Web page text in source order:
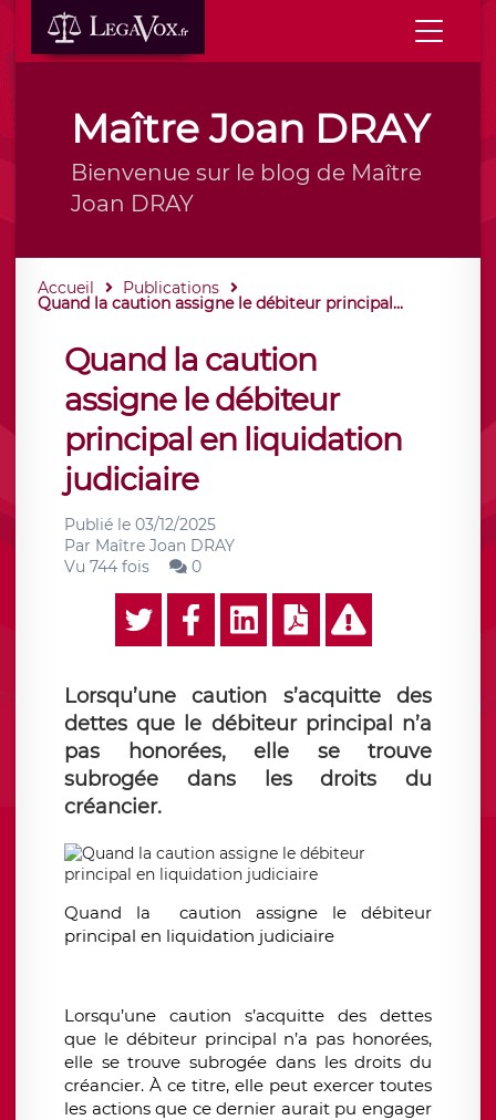
Maître Joan DRAY
Bienvenue sur le blog de Maître
Joan DRAY
Accueil Publications
Quand la caution assigne le débiteur principal...
Quand la caution
assigne le débiteur
principal en liquidation
judiciaire
Publié le 03/12/2025
Par Maître Joan DRAY
Vu 744 fois
0
Lorsqu’une caution s’acquitte des
dettes que le débiteur principal n’a
pas honorées, elle se trouve
subrogée dans les droits du
créancier.
Quand la caution assigne le débiteur
principal en liquidation judiciaire
Lorsqu’une caution s’acquitte des dettes
que le débiteur principal n’a pas honorées,
elle se trouve subrogée dans les droits du
créancier. À ce titre, elle peut exercer toutes
les actions que ce dernier aurait pu engager